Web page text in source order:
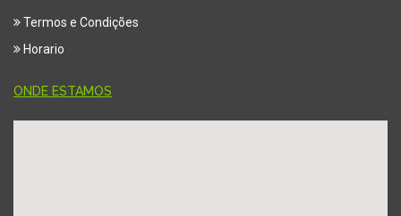
Termos e Condições
Horario
ONDE ESTAMOS